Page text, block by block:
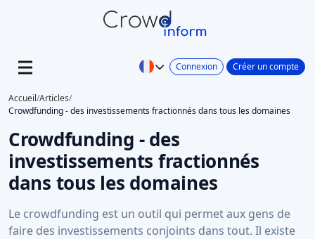
Connexion Créer un compte
Accueil/Articles/
Crowdfunding - des investissements fractionnés dans tous les domaines
Crowdfunding - des
investissements fractionnés
dans tous les domaines
Le crowdfunding est un outil qui permet aux gens de
faire des investissements conjoints dans tout. Il existe